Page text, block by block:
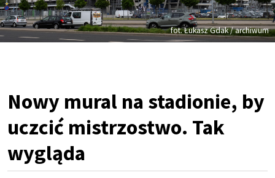
fot. Łukasz Gdak / archiwum
Nowy mural na stadionie, by
uczcić mistrzostwo. Tak
wygląda